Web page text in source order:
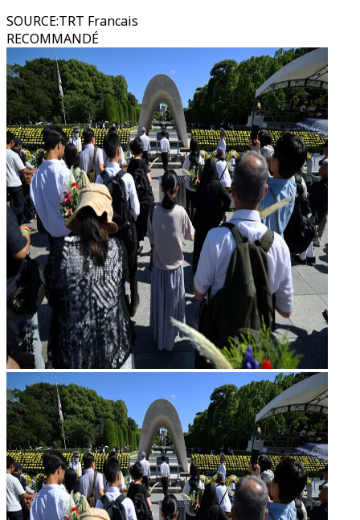
SOURCE:TRT Francais
RECOMMANDÉ